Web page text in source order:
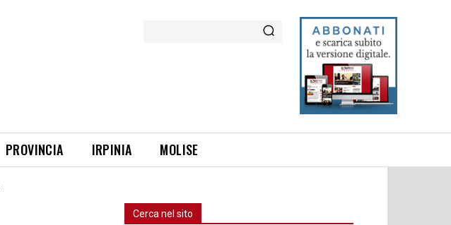
PROVINCIA IRPINIA MOLISE
Cerca nel sito